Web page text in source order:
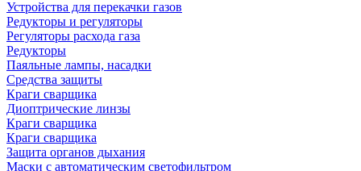
Устройства для перекачки газов
Редукторы и регуляторы
Регуляторы расхода газа
Редукторы
Паяльные лампы, насадки
Средства защиты
Краги сварщика
Диоптрические линзы
Краги сварщика
Краги сварщика
Защита органов дыхания
Маски с автоматическим светофильтром